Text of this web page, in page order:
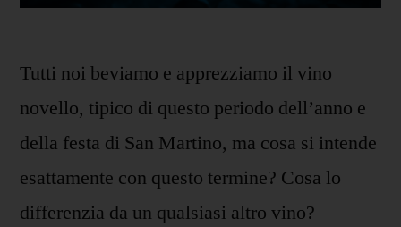
Tutti noi beviamo e apprezziamo il vino
novello, tipico di questo periodo dell’anno e
della festa di San Martino, ma cosa si intende
esattamente con questo termine? Cosa lo
differenzia da un qualsiasi altro vino?